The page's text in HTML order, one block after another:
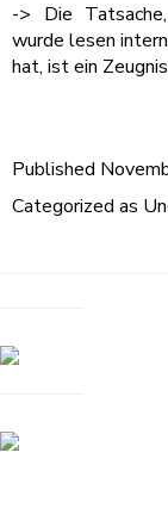
-> Die
wurde lesen
hat, ist ein
Published
Categorized as